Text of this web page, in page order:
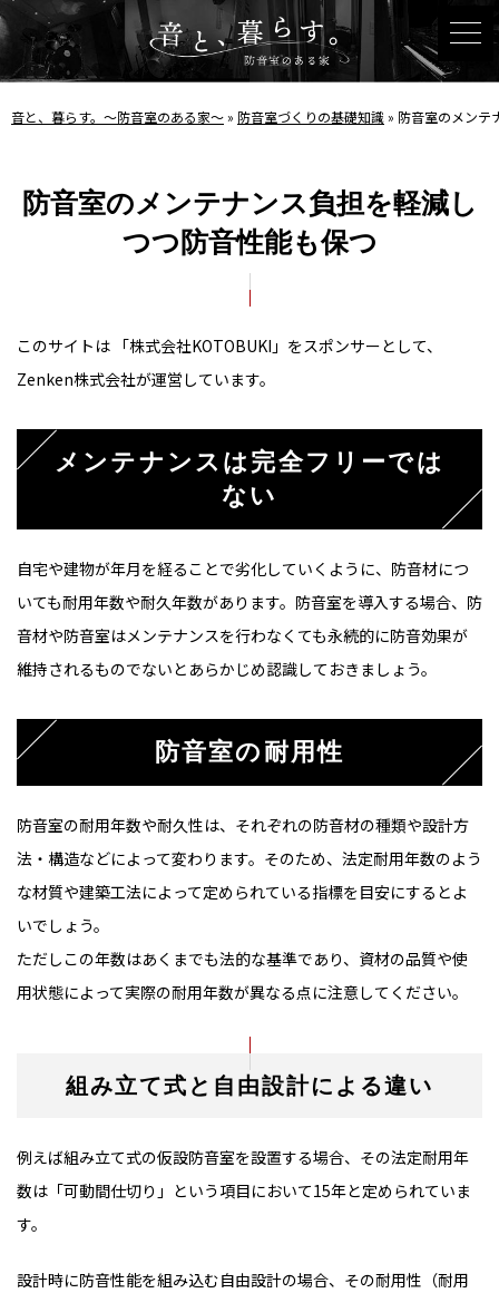
音と、暮らす。〜防音室のある家〜» 防音室づくりの基礎知識» 防音室のメンテ
防音室のメンテナンス負担を軽減し
つつ防音性能も保つ
このサイトは 「株式会社KOTOBUKI」をスポンサーとして、
Zenken株式会社が運営しています。
メンテナンスは完全フリーでは
ない
自宅や建物が年月を経ることで劣化していくように、防音材につ
いても耐用年数や耐久年数があります。防音室を導入する場合、防
音材や防音室はメンテナンスを行わなくても永続的に防音効果が
維持されるものでないとあらかじめ認識しておきましょう。
防音室の耐用性
防音室の耐用年数や耐久性は、それぞれの防音材の種類や設計方
法・構造などによって変わります。そのため、法定耐用年数のよう
な材質や建築工法によって定められている指標を目安にするとよ
いでしょう。
ただしこの年数はあくまでも法的な基準であり、資材の品質や使
用状態によって実際の耐用年数が異なる点に注意してください。
組み立て式と自由設計による違い
例えば組み立て式の仮設防音室を設置する場合、その法定耐用年
数は「可動間仕切り」という項目において15年と定められていま
す。
設計時に防音性能を組み込む自由設計の場合、その耐用性（耐用